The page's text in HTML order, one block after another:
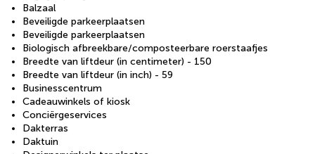
Balzaal
Beveiligde parkeerplaatsen
Beveiligde parkeerplaatsen
Biologisch afbreekbare/composteerbare roerstaafjes
Breedte van liftdeur (in centimeter) - 150
Breedte van liftdeur (in inch) - 59
Businesscentrum
Cadeauwinkels of kiosk
Conciërgeservices
Dakterras
Daktuin